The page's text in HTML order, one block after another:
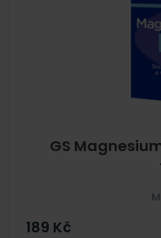
GS
189 Kč